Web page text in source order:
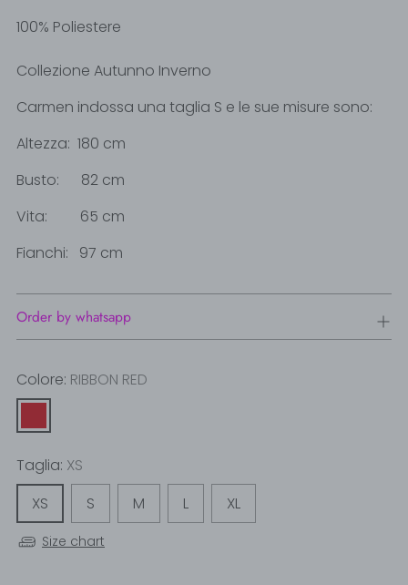
100% Poliestere
Collezione Autunno Inverno
Carmen indossa una taglia S e le sue misure sono:
Altezza: 180 cm
Busto: 82 cm
Vita: 65 cm
Fianchi: 97 cm
Order by whatsapp
Colore: RIBBON RED
Taglia: XS
XS
S M L XL
Size chart